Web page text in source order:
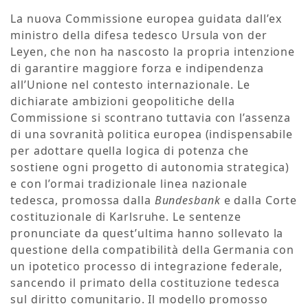
La nuova Commissione europea guidata dall’ex
ministro della difesa tedesco Ursula von der
Leyen, che non ha nascosto la propria intenzione
di garantire maggiore forza e indipendenza
all’Unione nel contesto internazionale. Le
dichiarate ambizioni geopolitiche della
Commissione si scontrano tuttavia con l’assenza
di una sovranità politica europea (indispensabile
per adottare quella logica di potenza che
sostiene ogni progetto di autonomia strategica)
e con l’ormai tradizionale linea nazionale
tedesca, promossa dalla Bundesbank e dalla Corte
costituzionale di Karlsruhe. Le sentenze
pronunciate da quest’ultima hanno sollevato la
questione della compatibilità della Germania con
un ipotetico processo di integrazione federale,
sancendo il primato della costituzione tedesca
sul diritto comunitario. Il modello promosso